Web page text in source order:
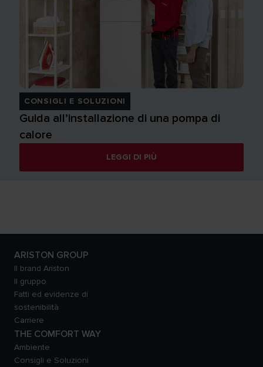
CONSIGLI E SOLUZIONI
Guida all’installazione di una pompa di
calore
LEGGI DI PIÙ
ARISTON GROUP
Il brand Ariston
Il gruppo
Fatti ed evidenze di
sostenibilità
Carriere
THE COMFORT WAY
Ambiente
Consigli e Soluzioni